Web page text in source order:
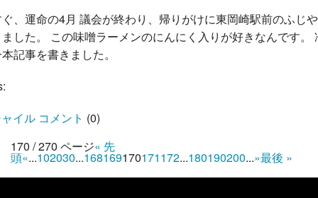
、運命の4月 議会が終わり、帰りがけに東岡崎駅前のふじ
した。 この味噌ラーメンのにんにく入りが好きなんです。
記事を書きました。
イル コメント (0)
170 / 270 ページ« 先
頭«...102030...168169170171172...180190200...»最後 »